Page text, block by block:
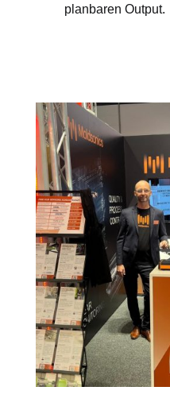
planbaren Output.